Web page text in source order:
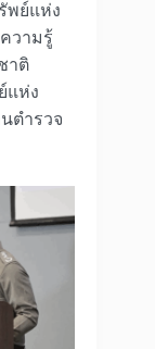
พย์แห่ง
วามรู้
าติ
แห่ง
ตำรวจ